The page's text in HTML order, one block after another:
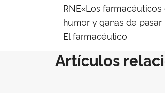
RNE«Los
humor y ganas de
El farmacéutico
Artículos